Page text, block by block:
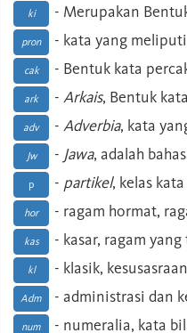
ki - Merupakan
pron - kata yang
cak - Bentuk kata
ark - Arkais, Bentuk
adv - Adverbia, kata
Jw - Jawa, adalah
p - partikel, kelas
hor - ragam hormat,
kas - kasar, ragam
kl - klasik,
Adm - administrasi dan
num - numeralia, kata